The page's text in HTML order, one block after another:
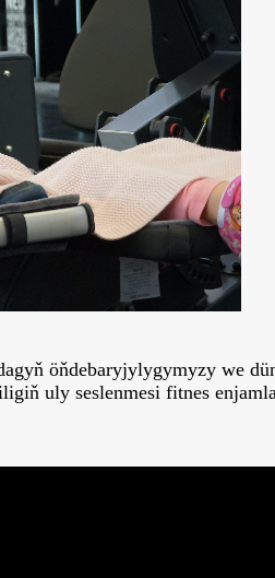
öňdebaryjylygymyzy we
uly seslenmesi fitnes